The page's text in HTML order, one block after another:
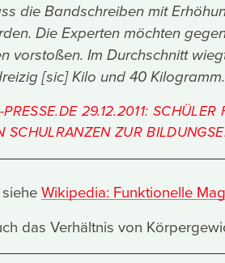
die Bandschreiben mit
Die Experten möchten
vorstoßen. Im Durchschnitt
[sic] Kilo und 40 Kilogramm.
PRESSE.DE 29.12.2011: SCHÜLER
SCHULRANZEN ZUR
Wikipedia: Funktionelle
das Verhältnis von